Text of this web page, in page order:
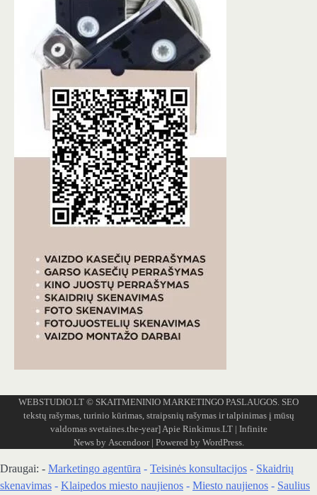
WEBSTUDIO.LT © SKAITMENINIO MARKETINGO PASLAUGOS. SEO
tekstų rašymas, turinio kūrimas, straipsnių rašymas ir talpinimas į mūsų
valdomas svetaines.the-year]Apie Rinkimus.LT| Infinite
News by Ascendoor| Powered by WordPress.
Draugai: - Marketingo agentūra - Teisinės konsultacijos - Skaidrių
skenavimas - Klaipedos miesto naujienos - Miesto naujienos - Saulius